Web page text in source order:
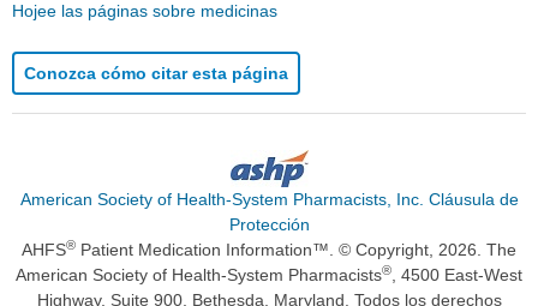
Hojee las páginas sobre medicinas
Conozca cómo citar esta página
American Society of Health-System Pharmacists, Inc. Cláusula de
Protección
AHFS® Patient Medication Information™. © Copyright, 2026. The
American Society of Health-System Pharmacists®, 4500 East-West
Highway, Suite 900, Bethesda, Maryland. Todos los derechos